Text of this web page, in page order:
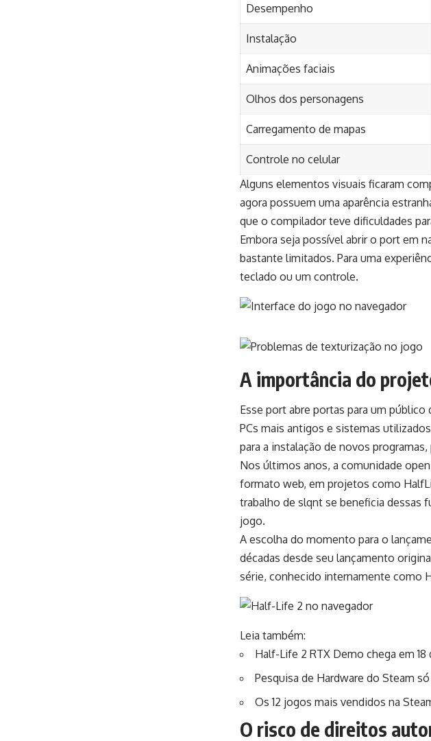
Desempenho
Instalação
Animações faciais
Olhos dos personagens
Carregamento de mapas
Controle no celular
Alguns elementos visuais ficaram
agora possuem uma aparência
que o compilador teve dificuldades
Embora seja possível abrir o port em
bastante limitados. Para uma
teclado ou um controle.
A importância do
Esse port abre portas para um
PCs mais antigos e sistemas
para a instalação de novos
Nos últimos anos, a comunidade
formato web, em projetos como
trabalho de slqnt se beneficia dessas
jogo.
A escolha do momento para o
décadas desde seu lançamento
série, conhecido internamente como
Leia também:
Half-Life 2 RTX Demo chega em 18
Pesquisa de Hardware do Steam
Os 12 jogos mais vendidos na
O risco de direitos